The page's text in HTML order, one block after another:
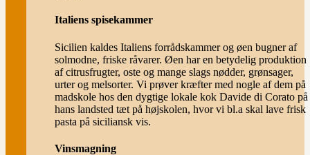
Italiens spisekammer
Sicilien kaldes Italiens forrådskammer og øen bugner af
solmodne, friske råvarer. Øen har en betydelig produktion
af citrusfrugter, oste og mange slags nødder, grønsager,
urter og melsorter. Vi prøver kræfter med nogle af dem på
madskole hos den dygtige lokale kok Davide di Corato på
hans landsted tæt på højskolen, hvor vi bl.a skal lave frisk
pasta på siciliansk vis.
Vinsmagning